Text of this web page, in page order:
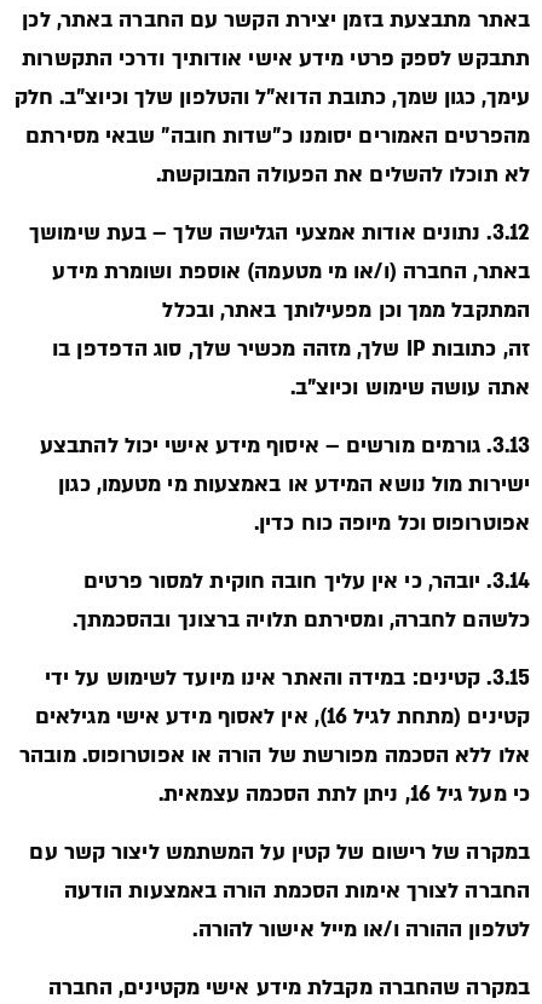
באתר מתבצעת בזמן יצירת הקשר עם החברה באתר, לכן
תתבקש לספק פרטי מידע אישי אודותיך ודרכי התקשרות
עימך, כגון שמך, כתובת הדוא"ל והטלפון שלך וכיוצ"ב. חלק
מהפרטים האמורים יסומנו כ"שדות חובה" שבאי מסירתם
לא תוכלו להשלים את הפעולה המבוקשת.
3.12. נתונים אודות אמצעי הגלישה שלך – בעת שימושך
באתר, החברה (ו/או מי מטעמה) אוספת ושומרת מידע
המתקבל ממך וכן מפעילותך באתר, ובכלל
זה, כתובות IP שלך, מזהה מכשיר שלך, סוג הדפדפן בו
אתה עושה שימוש וכיוצ"ב.
3.13. גורמים מורשים – איסוף מידע אישי יכול להתבצע
ישירות מול נושא המידע או באמצעות מי מטעמו, כגון
אפוטרופוס וכל מיופה כוח כדין.
3.14. יובהר, כי אין עליך חובה חוקית למסור פרטים
כלשהם לחברה, ומסירתם תלויה ברצונך ובהסכמתך.
3.15. קטינים: במידה והאתר אינו מיועד לשימוש על ידי
קטינים (מתחת לגיל 16), אין לאסוף מידע אישי מגילאים
אלו ללא הסכמה מפורשת של הורה או אפוטרופוס. מובהר
כי מעל גיל 16, ניתן לתת הסכמה עצמאית.
במקרה של רישום של קטין על המשתמש ליצור קשר עם
החברה לצורך אימות הסכמת הורה באמצעות הודעה
לטלפון ההורה ו/או מייל אישור להורה.
במקרה שהחברה מקבלת מידע אישי מקטינים, החברה